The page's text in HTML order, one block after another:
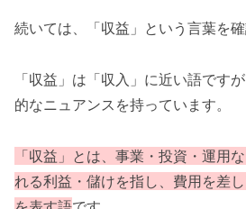
続いては、「収益」という言葉を確
「収益」は「収入」に近い語です
的なニュアンスを持っています。
「収益」とは、事業・投資・運用
れる利益・儲けを指し、費用を差